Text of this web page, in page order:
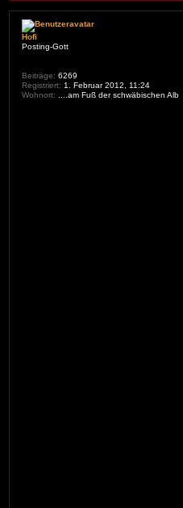
Hofi
Posting-Gott
Beiträge: 6269
Registriert: 1. Februar 2012, 11:24
Wohnort: ....am Fuß der schwäbischen Alb